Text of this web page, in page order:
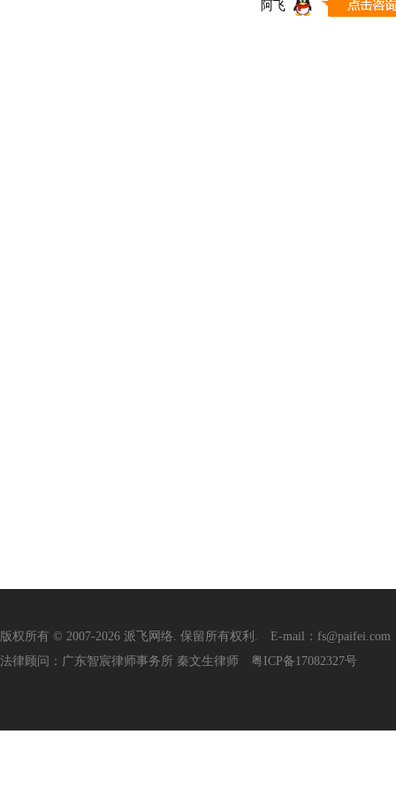
阿飞
版权所有 © 2007-2026 派飞网络. 保留所有权利. E-mail：fs@paifei.com
法律顾问：广东智宸律师事务所 秦文生律师 粤ICP备17082327号